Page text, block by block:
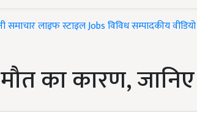
समाचारलाइफ स्टाइलJobsविविधसम्पादकीयवीडियो
का कारण, जानिए